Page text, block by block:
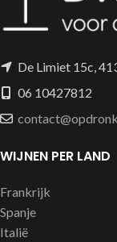
De Limiet 15c,
06 10427812
WIJNEN PER LAND
Frankrijk
Spanje
Italië